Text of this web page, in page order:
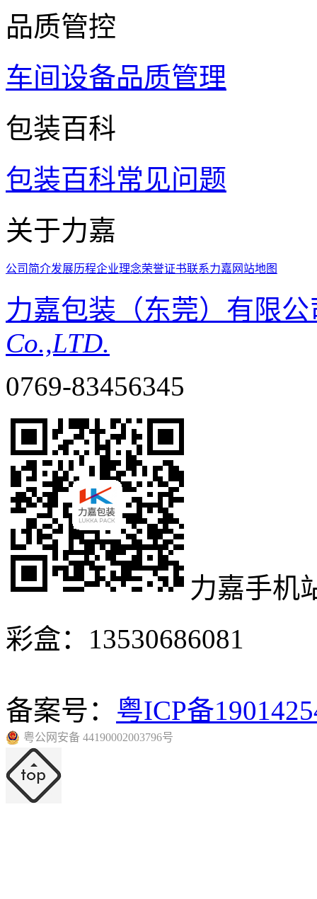
品质管控
车间设备品质管理
包装百科
包装百科常见问题
关于力嘉
公司简介发展历程企业理念荣誉证书联系力嘉 网站地图
力嘉包装（东莞）有限
Co.,LTD.
0769-83456345
力嘉手机
彩盒：13530686081
备案号： 粤ICP备
粤公网安备 44190002003796号